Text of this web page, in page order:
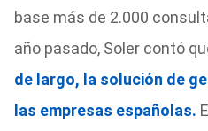
base más de 2.000
año pasado, Soler contó
de largo, la solución de
las empresas españolas.